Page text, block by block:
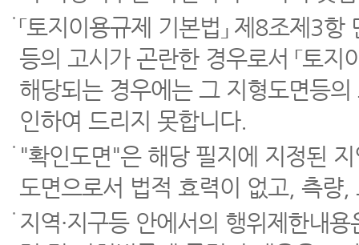
「토지이용규제 기본법」 제8조제3
등의 고시가 곤란한 경우로서 「토
해당되는 경우에는 그 지형도면등
인하여 드리지 못합니다.
"확인도면"은 해당 필지에 지정된
도면으로서 법적 효력이 없고, 측량
지역·지구등 안에서의 행위제한내